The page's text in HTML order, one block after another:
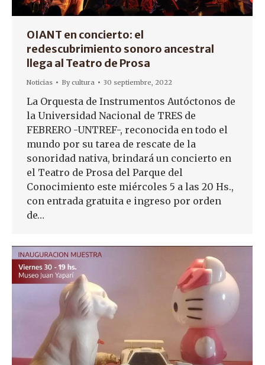
OIANT en concierto: el
redescubrimiento sonoro ancestral
llega al Teatro de Prosa
Noticias Bycultura 30 septiembre, 2022
La Orquesta de Instrumentos Autóctonos de
la Universidad Nacional de TRES de
FEBRERO -UNTREF-, reconocida en todo el
mundo por su tarea de rescate de la
sonoridad nativa, brindará un concierto en
el Teatro de Prosa del Parque del
Conocimiento este miércoles 5 a las 20 Hs.,
con entrada gratuita e ingreso por orden
de…